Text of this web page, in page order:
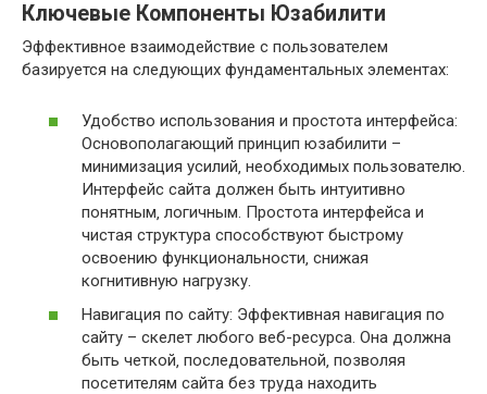
Ключевые Компоненты Юзабилити
Эффективное взаимодействие с пользователем
базируется на следующих фундаментальных элементах:
Удобство использования и простота интерфейса:
Основополагающий принцип юзабилити –
минимизация усилий‚ необходимых пользователю.
Интерфейс сайта должен быть интуитивно
понятным‚ логичным. Простота интерфейса и
чистая структура способствуют быстрому
освоению функциональности‚ снижая
когнитивную нагрузку.
Навигация по сайту: Эффективная навигация по
сайту – скелет любого веб-ресурса. Она должна
быть четкой‚ последовательной‚ позволяя
посетителям сайта без труда находить